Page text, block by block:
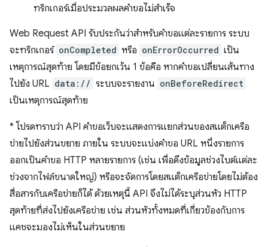
ทริกเกอร์เมื่อประมวลผลคำขอไม่สำเร็จ
Web Request API รับประกันว่าสำหรับคำขอแต่ละรายการ ระบบ
จะทริกเกอร์ onCompleted หรือ onErrorOccurred เป็น
เหตุการณ์สุดท้าย โดยมีข้อยกเว้น 1 ข้อคือ หากคำขอเปลี่ยนเส้นทาง
ไปยัง URL data:// ระบบจะรายงาน onBeforeRedirect
เป็นเหตุการณ์สุดท้าย
* โปรดทราบว่า API คำขอเว็บจะแสดงการแยกส่วนของสแต็กเครือ
ข่ายไปยังส่วนขยาย ภายใน ระบบจะแบ่งคำขอ URL หนึ่งรายการ
ออกเป็นคำขอ HTTP หลายรายการ (เช่น เพื่อดึงข้อมูลช่วงไบต์แต่ละ
ช่วงจากไฟล์ขนาดใหญ่) หรือจะจัดการโดยสแต็กเครือข่ายโดยไม่ต้อง
สื่อสารกับเครือข่ายก็ได้ ด้วยเหตุนี้ API จึงไม่ได้ระบุส่วนหัว HTTP
สุดท้ายที่ส่งไปยังเครือข่าย เช่น ส่วนหัวทั้งหมดที่เกี่ยวข้องกับการ
แคชจะมองไม่เห็นในส่วนขยาย